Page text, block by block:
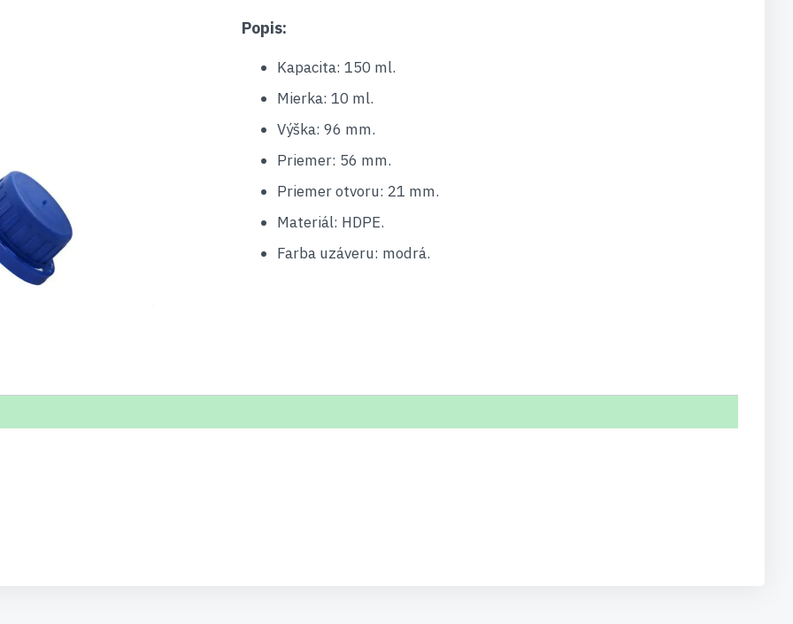
Popis:
Kapacita: 150 ml.
Mierka: 10 ml.
Výška: 96 mm.
Priemer: 56 mm.
Priemer otvoru: 21 mm.
Materiál: HDPE.
Farba uzáveru: modrá.